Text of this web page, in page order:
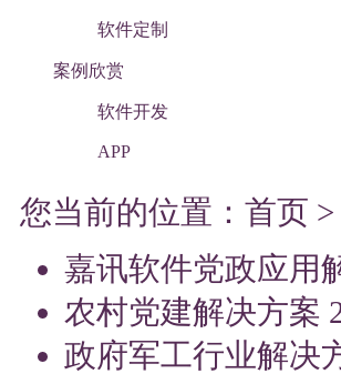
软件定制
案例欣赏
软件开发
APP
您当前的位置： 首页 >
嘉讯软件党政应用
农村党建解决方案
政府军工行业解决